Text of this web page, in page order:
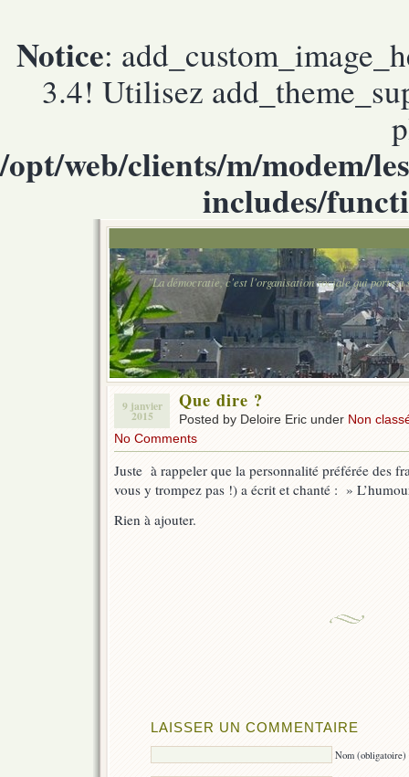
Notice:
3.4! Utilisez
/opt/web/clients/m/modem/
includes/
"La démocratie, c'est l'organisation sociale qui porte
9 janvier
2015
Que dire ?
Posted by Deloire Eric under Non
No Comments
Juste à rappeler que la personnalité préférée des
vous y trompez pas !) a écrit et chanté : »
Rien à ajouter.
LAISSER UN COMMENTAIRE
Nom (obligatoire)